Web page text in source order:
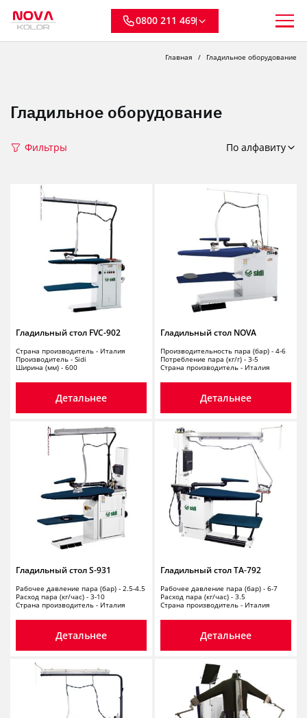
0800 211 469
Главная Гладильное оборудование
Гладильное оборудование
Фильтры По алфавиту
Гладильный стол FVC-902
Страна производитель - Италия
Производитель - Sidi
Ширина (мм) - 600
Детальнее
Гладильный стол NOVA
Производительность пара (бар) - 4-6
Потребление пара (кг/г) - 3-5
Страна производитель - Италия
Детальнее
Гладильный стол S-931
Рабочее давление пара (бар) - 2.5-4.5
Расход пара (кг/час) - 3-10
Страна производитель - Италия
Детальнее
Гладильный стол TA-792
Рабочее давление пара (бар) - 6-7
Расход пара (кг/час) - 3.5
Страна производитель - Италия
Детальнее